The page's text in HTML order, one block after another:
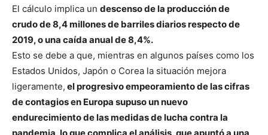
El cálculo implica un descenso de la producción de
crudo de 8,4 millones de barriles diarios respecto de
2019, o una caída anual de 8,4%.
Esto se debe a que, mientras en algunos países como los
Estados Unidos, Japón o Corea la situación mejora
ligeramente, el progresivo empeoramiento de las cifras
de contagios en Europa supuso un nuevo
endurecimiento de las medidas de lucha contra la